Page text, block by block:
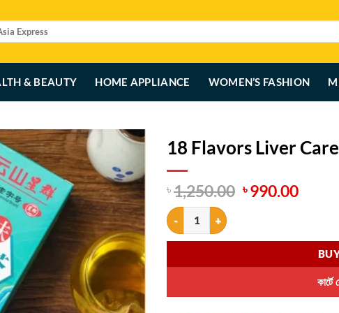
& BEAUTY HOME APPLIANCE WOMEN’S FASHION
18 Flavors Liver
৳1,250.00 Original
৳ 1,250.00.
৳990.00
৳
18 Flavors Liver Care Tea quantity